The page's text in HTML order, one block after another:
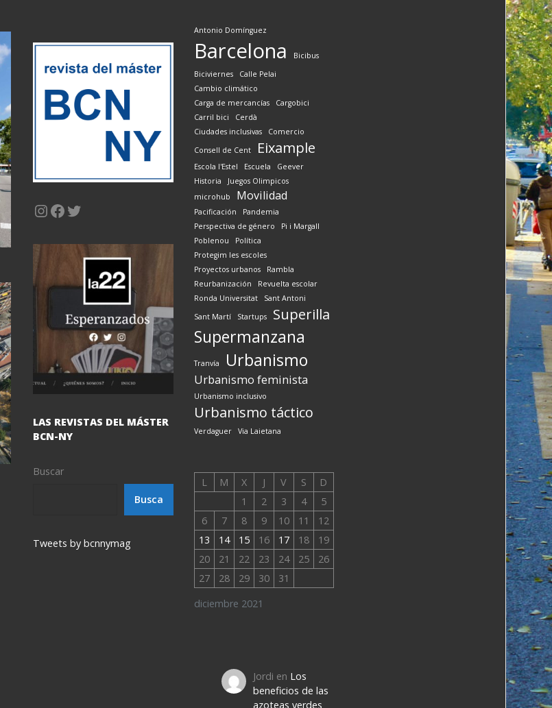
Instagram
Facebook
Twitter
LAS REVISTAS DEL MÁSTER
BCN-NY
Buscar
Busca
Tweets by bcnnymag
Antonio Domínguez
Barcelona
Bicibus
Biciviernes
Calle Pelai
Cambio climático
Carga de mercancías
Cargobici
Carril bici
Cerdà
Ciudades inclusivas
Comercio
Consell de Cent
Eixample
Escola l'Estel Escuela
Geever
Historia
Juegos Olimpicos
microhub
Movilidad
Pacificación
Pandemia
Perspectiva de género
Pi i Margall
Poblenou
Política
Protegim les escoles
Proyectos urbanos
Rambla
Reurbanización
Revuelta escolar
Ronda Universitat
Sant Antoni
Sant Martí
Startups Superilla
Supermanzana
Tranvía Urbanismo
Urbanismo feminista
Urbanismo inclusivo
Urbanismo táctico
Verdaguer Via Laietana
diciembre 2021
L M X J V S
D
1
2 3 4
5
6
7 8 9 10 11
12
13
14 15 16 17 18
19
20
21 22 23 24 25
26
27
28 29 30 31
Jordi en Los
beneficios de las
azoteas verdes